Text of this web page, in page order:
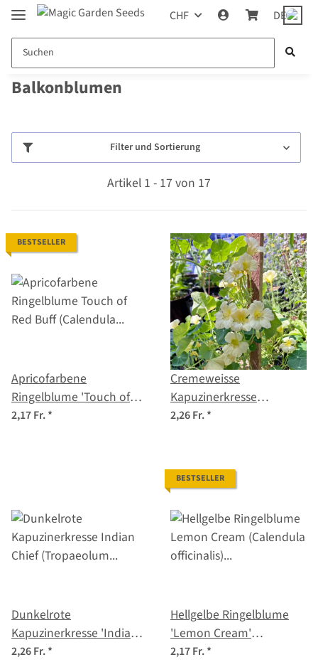
CHF DE
Balkonblumen
Filter und Sortierung
Artikel 1 - 17 von 17
BESTSELLER
Apricofarbene
Ringelblume 'Touch of
Red Buff' (Calendula
2,17 Fr.*
Cremeweisse
Kapuzinerkresse
'Milkmaid' (Tropaeolum
2,26 Fr.*
Dunkelrote
Kapuzinerkresse 'Indian
Chief' (Tropaeolum
2,26 Fr.*
BESTSELLER
Hellgelbe Ringelblume
'Lemon Cream'
(Calendula officinalis)
2,17 Fr.*